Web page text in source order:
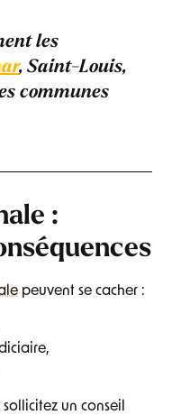
les
, Saint-Louis,
communes
:
peuvent se cacher :
un conseil